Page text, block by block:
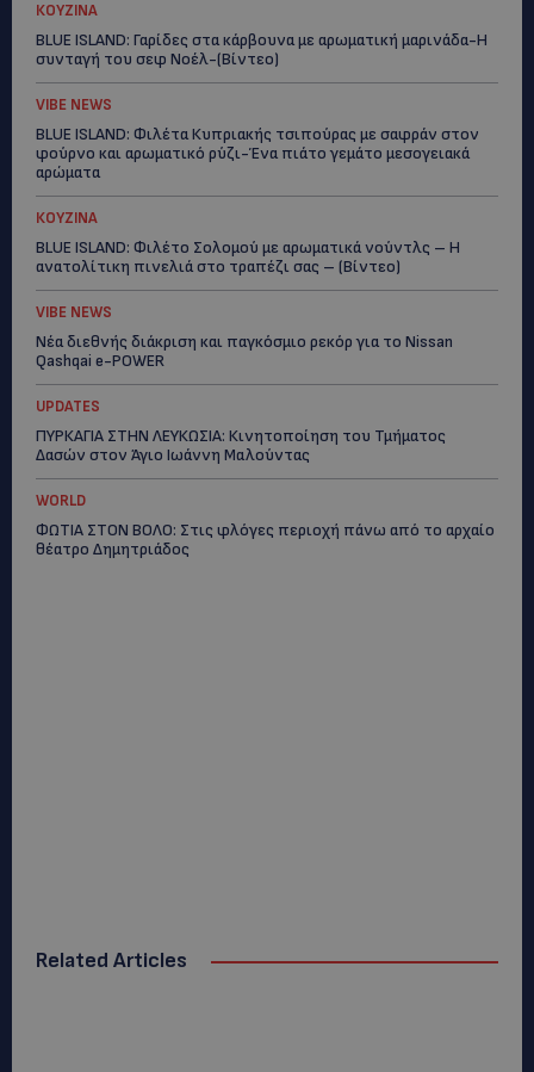
ΚΟΥΖΙΝΑ
BLUE ISLAND: Γαρίδες στα κάρβουνα με αρωματική μαρινάδα-Η
συνταγή του σεφ Νοέλ-(Βίντεο)
VIBE NEWS
BLUE ISLAND: Φιλέτα Κυπριακής τσιπούρας με σαφράν στον
φούρνο και αρωματικό ρύζι-Ένα πιάτο γεμάτο μεσογειακά
αρώματα
ΚΟΥΖΙΝΑ
BLUE ISLAND: Φιλέτο Σολομού με αρωματικά νούντλς – Η
ανατολίτικη πινελιά στο τραπέζι σας – (Βίντεο)
VIBE NEWS
Νέα διεθνής διάκριση και παγκόσμιο ρεκόρ για το Nissan
Qashqai e-POWER
UPDATES
ΠΥΡΚΑΓΙΑ ΣΤΗΝ ΛΕΥΚΩΣΙΑ: Κινητοποίηση του Τμήματος
Δασών στον Άγιο Ιωάννη Μαλούντας
WORLD
ΦΩΤΙΑ ΣΤΟΝ ΒΟΛΟ: Στις φλόγες περιοχή πάνω από το αρχαίο
θέατρο Δημητριάδος
Related Articles